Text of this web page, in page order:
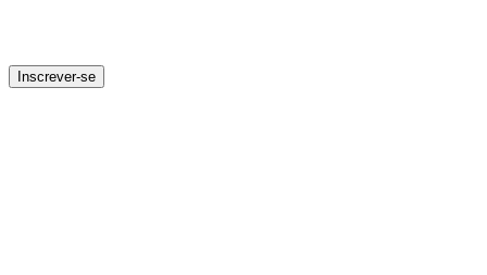
Inscrever-se